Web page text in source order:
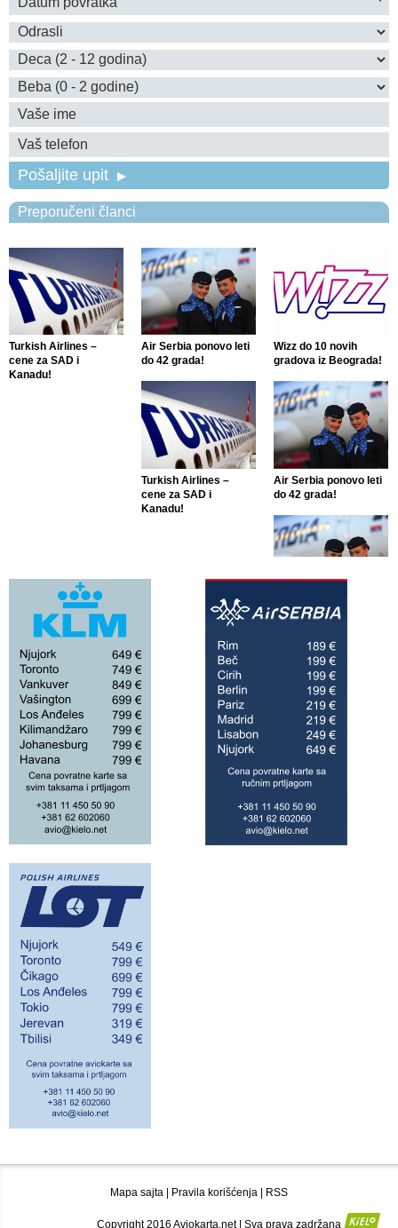
Pošaljite upit
Preporučeni članci
Turkish Airlines –
cene za SAD i
Kanadu!
Air Serbia ponovo leti
do 42 grada!
Wizz do 10 novih
gradova iz Beograda!
Turkish Airlines –
cene za SAD i
Kanadu!
Air Serbia ponovo leti
do 42 grada!
Air Serbia ponovo leti
Mapa sajta Pravila korišćenja RSS
Copyright 2016 Aviokarta.net | Sva prava zadržana